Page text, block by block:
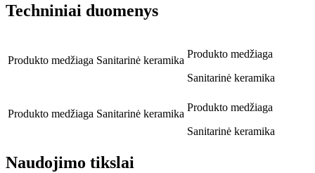
Techniniai duomenys
Produkto medžiaga Sanitarinė keramika
Produkto medžiaga
Sanitarinė keramika
Produkto medžiaga Sanitarinė keramika
Produkto medžiaga
Sanitarinė keramika
Naudojimo tikslai